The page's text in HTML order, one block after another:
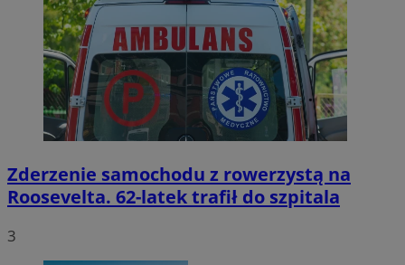
Zderzenie samochodu z rowerzystą na
Roosevelta. 62-latek trafił do szpitala
3